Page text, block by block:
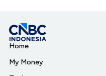
Home
My Money